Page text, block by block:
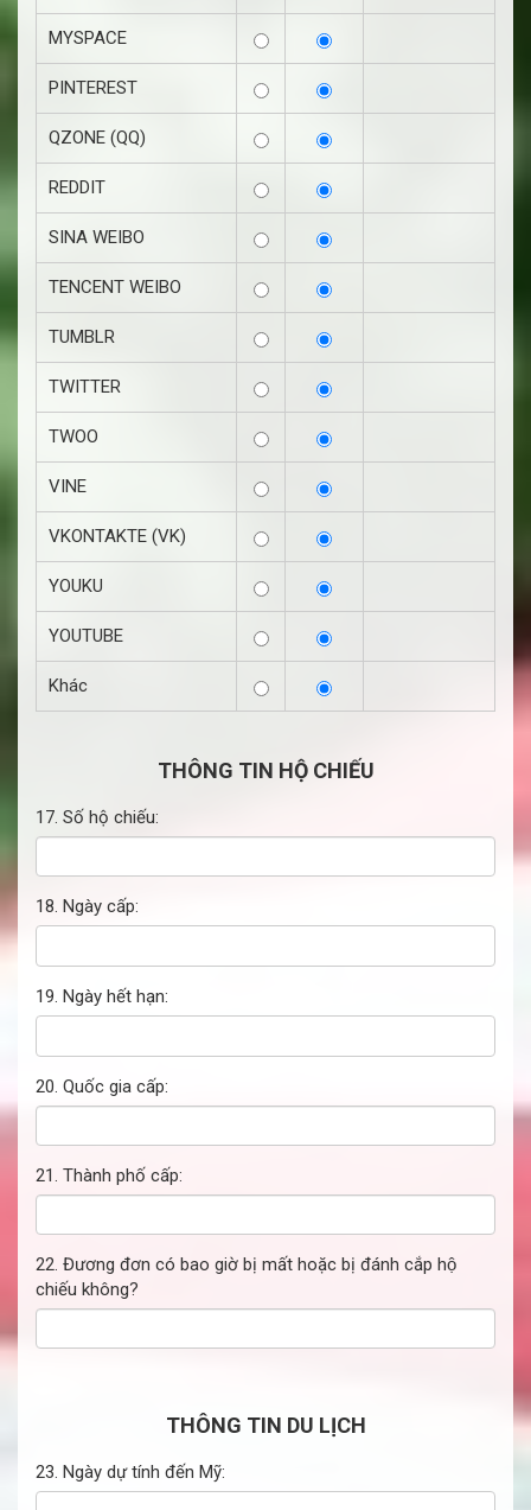
MYSPACE
PINTEREST
QZONE (QQ)
REDDIT
SINA WEIBO
TENCENT WEIBO
TUMBLR
TWITTER
TWOO
VINE
VKONTAKTE (VK)
YOUKU
YOUTUBE
Khác
THÔNG TIN HỘ CHIẾU
17. Số hộ chiếu:
18. Ngày cấp:
19. Ngày hết hạn:
20. Quốc gia cấp:
21. Thành phố cấp:
22. Đương đơn có bao giờ bị mất hoặc bị đánh cắp hộ
chiếu không?
THÔNG TIN DU LỊCH
23. Ngày dự tính đến Mỹ: